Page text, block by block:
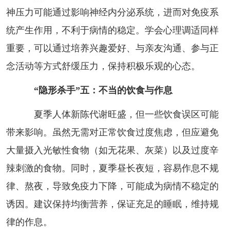
神压力可能通过影响神经内分泌系统，进而对免疫系
统产生作用，不利于病情的稳定。学会心理调适同样
重要，可以通过培养兴趣爱好、与亲友沟通、参与正
念活动等方式舒缓压力，保持积极乐观的心态。
“隐形杀手”五：不当的饮食与作息
夏季人体新陈代谢旺盛，但一些饮食误区可能
带来影响。虽然无需对正常饮食过度焦虑，但应避免
大量摄入光敏性食物（如无花果、灰菜）以及过度辛
辣刺激的食物。同时，夏季昼长夜短，容易作息不规
律、熬夜，导致免疫力下降，可能成为病情不稳定的
诱因。建议保持均衡营养，保证充足的睡眠，维持规
律的作息。